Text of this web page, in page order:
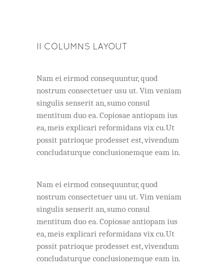
II COLUMNS LAYOUT
Nam ei eirmod consequuntur, quod
nostrum consectetuer usu ut. Vim veniam
singulis senserit an, sumo consul
mentitum duo ea. Copiosae antiopam ius
ea, meis explicari reformidans vix cu.Ut
possit patrioque prodesset est, vivendum
concludaturque conclusionemque eam in.
Nam ei eirmod consequuntur, quod
nostrum consectetuer usu ut. Vim veniam
singulis senserit an, sumo consul
mentitum duo ea. Copiosae antiopam ius
ea, meis explicari reformidans vix cu.Ut
possit patrioque prodesset est, vivendum
concludaturque conclusionemque eam in.